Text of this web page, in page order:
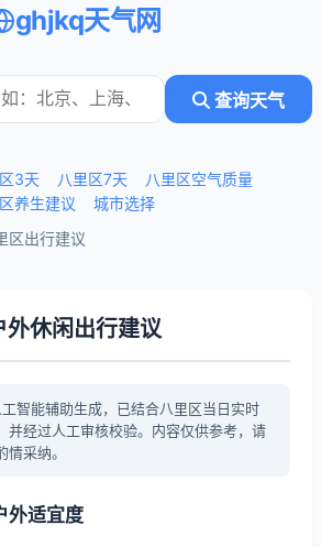
ghjkq天气网
查询天气
3天 八里区7天
八里区空气质量
养生建议
城市选择
区出行建议
外休闲出行建议
智能辅助生成，已结合八里区当日实时
并经过人工审核校验。内容仅供参考，请
采纳。
外适宜度